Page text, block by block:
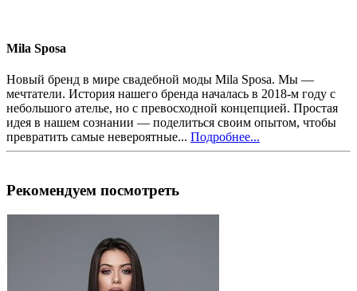
Mila Sposa
Новый бренд в мире свадебной моды Mila Sposa. Мы —
мечтатели. История нашего бренда началась в 2018-м году с
небольшого ателье, но с превосходной концепцией. Простая
идея в нашем сознании — поделиться своим опытом, чтобы
превратить самые невероятные... Подробнее...
Рекомендуем посмотреть